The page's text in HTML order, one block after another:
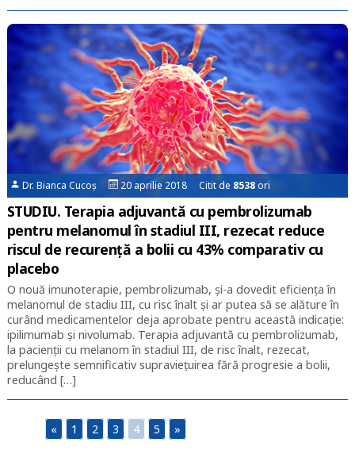
Dr. Bianca Cucoș 20 aprilie 2018 Citit de 8538ori
STUDIU. Terapia adjuvantă cu pembrolizumab
pentru melanomul în stadiul III, rezecat reduce
riscul de recurență a bolii cu 43% comparativ cu
placebo
O nouă imunoterapie, pembrolizumab, și-a dovedit eficiența în
melanomul de stadiu III, cu risc înalt și ar putea să se alăture în
curând medicamentelor deja aprobate pentru această indicație:
ipilimumab și nivolumab. Terapia adjuvantă cu pembrolizumab,
la pacienții cu melanom în stadiul III, de risc înalt, rezecat,
prelungește semnificativ supraviețuirea fără progresie a bolii,
reducând […]
« 1 2 3 4 5 »